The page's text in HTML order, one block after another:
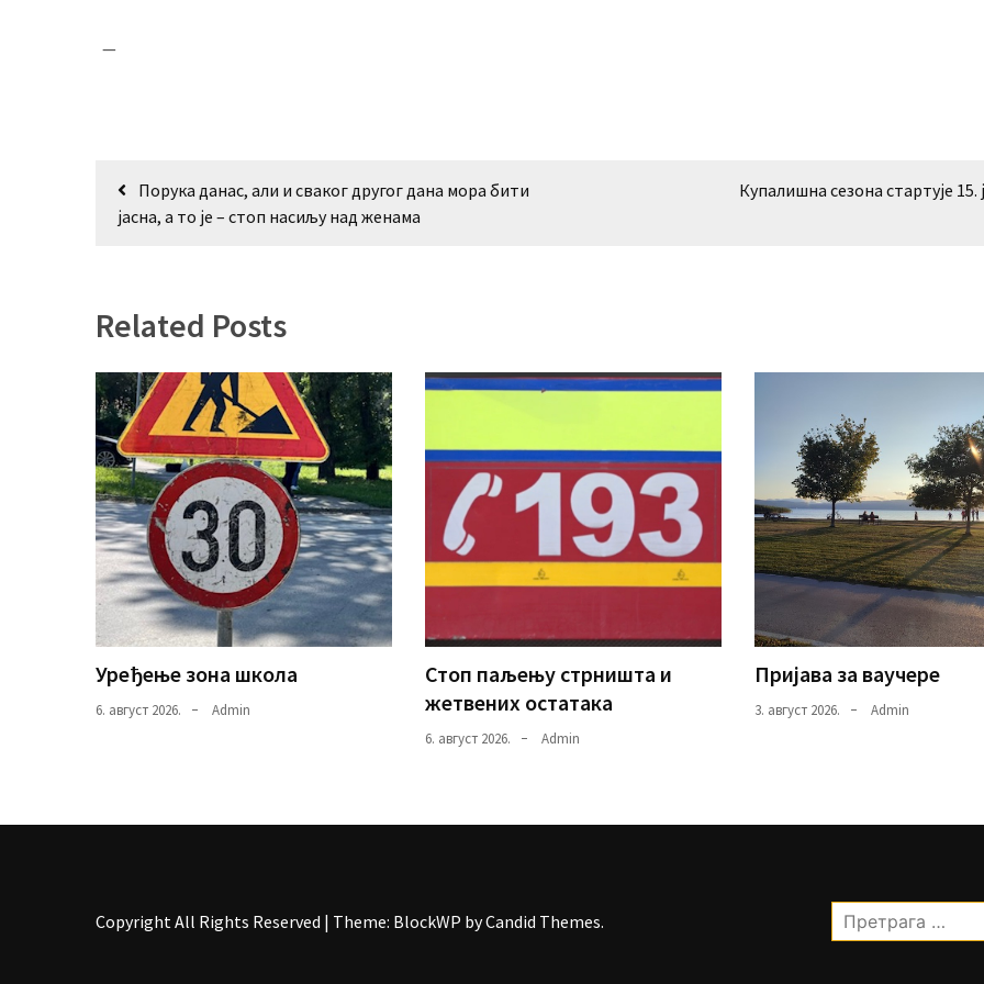
—
Кретање
чланка
Порука данас, али и сваког другог дана мора бити
јасна, а то је – стоп насиљу над женама
Купалишна сезона стартује 15.
Related Posts
Уређење зона школа
6. август 2026. Admin
Стоп паљењу стрништа и
жетвених остатака
6. август 2026. Admin
Пријава за ваучере
3. август 2026. Admin
Copyright All Rights Reserved | Theme: BlockWP byCandid Themes.
Претрага
за: